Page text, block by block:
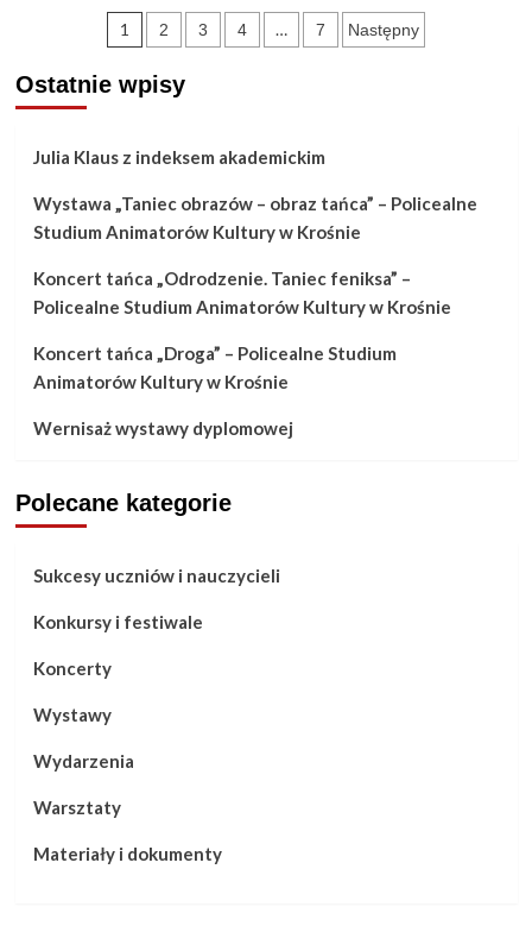
Koncert
tańca
akcja!
Stronicowanie
wpisów
1 2 3 4 … 7 Następny
Ostatnie wpisy
Julia Klaus z indeksem akademickim
Wystawa „Taniec obrazów – obraz tańca” – Policealne
Studium Animatorów Kultury w Krośnie
Koncert tańca „Odrodzenie. Taniec feniksa” –
Policealne Studium Animatorów Kultury w Krośnie
Koncert tańca „Droga” – Policealne Studium
Animatorów Kultury w Krośnie
Wernisaż wystawy dyplomowej
Polecane kategorie
Sukcesy uczniów i nauczycieli
Konkursy i festiwale
Koncerty
Wystawy
Wydarzenia
Warsztaty
Materiały i dokumenty